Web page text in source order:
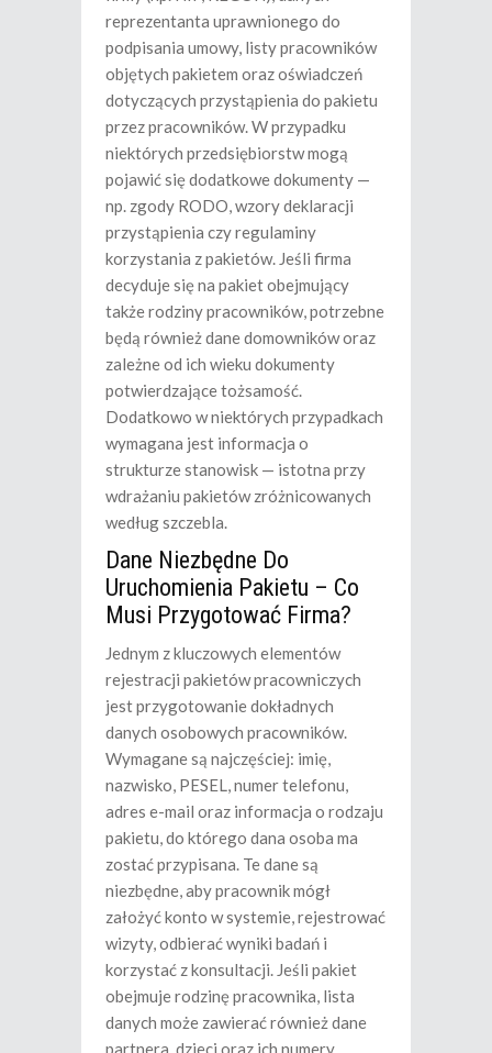
reprezentanta uprawnionego do
podpisania umowy, listy pracowników
objętych pakietem oraz oświadczeń
dotyczących przystąpienia do pakietu
przez pracowników. W przypadku
niektórych przedsiębiorstw mogą
pojawić się dodatkowe dokumenty —
np. zgody RODO, wzory deklaracji
przystąpienia czy regulaminy
korzystania z pakietów. Jeśli firma
decyduje się na pakiet obejmujący
także rodziny pracowników, potrzebne
będą również dane domowników oraz
zależne od ich wieku dokumenty
potwierdzające tożsamość.
Dodatkowo w niektórych przypadkach
wymagana jest informacja o
strukturze stanowisk — istotna przy
wdrażaniu pakietów zróżnicowanych
według szczebla.
Dane Niezbędne Do
Uruchomienia Pakietu – Co
Musi Przygotować Firma?
Jednym z kluczowych elementów
rejestracji pakietów pracowniczych
jest przygotowanie dokładnych
danych osobowych pracowników.
Wymagane są najczęściej: imię,
nazwisko, PESEL, numer telefonu,
adres e-mail oraz informacja o rodzaju
pakietu, do którego dana osoba ma
zostać przypisana. Te dane są
niezbędne, aby pracownik mógł
założyć konto w systemie, rejestrować
wizyty, odbierać wyniki badań i
korzystać z konsultacji. Jeśli pakiet
obejmuje rodzinę pracownika, lista
danych może zawierać również dane
partnera, dzieci oraz ich numery